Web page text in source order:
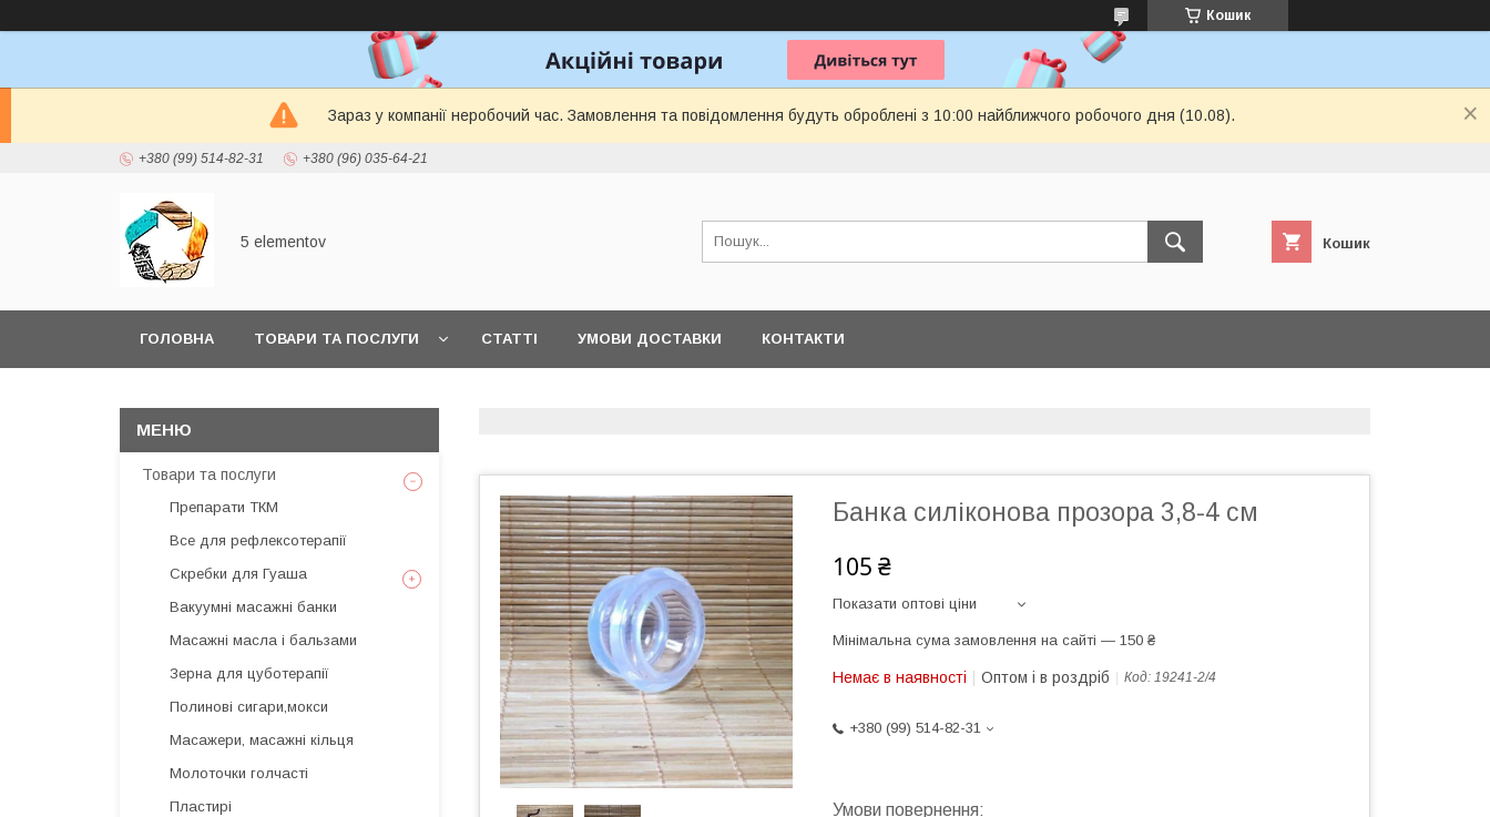
Кошик
Зараз у компанії неробочий час. Замовлення та повідомлення будуть оброблені з 10:00 найближчого робочого дня (10.08).
+380 (99) 514-82-31 +380 (96) 035-64-21
5 elementov Кошик
ГОЛОВНА ТОВАРИ ТА ПОСЛУГИ СТАТТІ УМОВИ ДОСТАВКИ КОНТАКТИ
Банка силіконова прозора 3,8-4 см
105 ₴
Показати оптові ціни
Мінімальна сума замовлення на сайті — 150 ₴
Немає в наявності Оптом і в роздріб Код: 19241-2/4
+380 (99) 514-82-31
Товари та послуги
Препарати ТКМ
Все для рефлексотерапії
Скребки для Гуаша
Вакуумні масажні банки
Масажні масла і бальзами
Зерна для цуботерапії
Полинові сигари,мокси
Масажери, масажні кільця
Молоточки голчасті
Пластирі